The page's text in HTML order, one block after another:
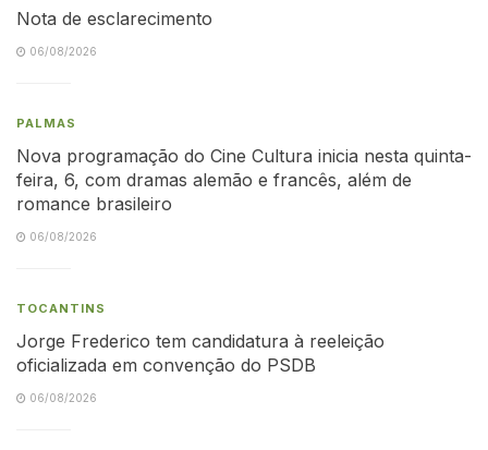
Nota de esclarecimento
06/08/2026
PALMAS
Nova programação do Cine Cultura inicia nesta quinta-
feira, 6, com dramas alemão e francês, além de
romance brasileiro
06/08/2026
TOCANTINS
Jorge Frederico tem candidatura à reeleição
oficializada em convenção do PSDB
06/08/2026